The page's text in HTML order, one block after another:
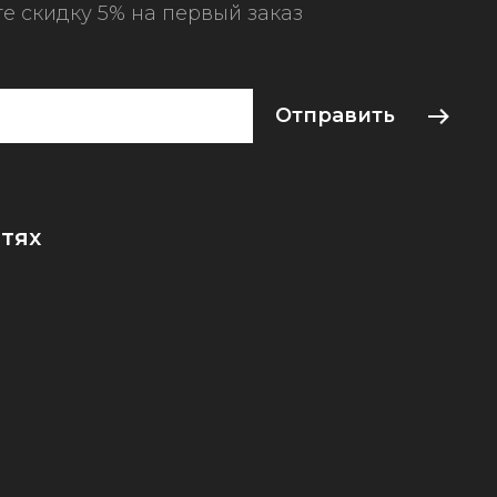
скидку 5% на первый заказ
Отправить